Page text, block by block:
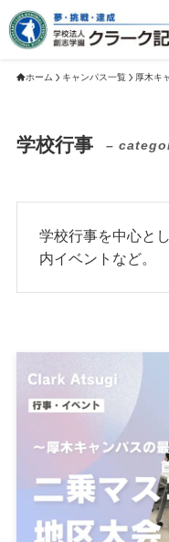
ホーム キャンパス一覧 厚木キ
学校行事 –
学校行事を中心と
内イベントなど。